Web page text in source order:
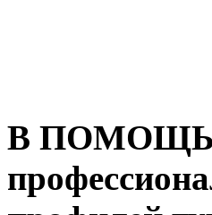
В ПОМОЩЬ